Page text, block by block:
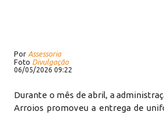
Por Assessoria
Foto Divulgação
06/05/2026 09:22
Durante o mês de abril, a
Arroios promoveu a entrega de